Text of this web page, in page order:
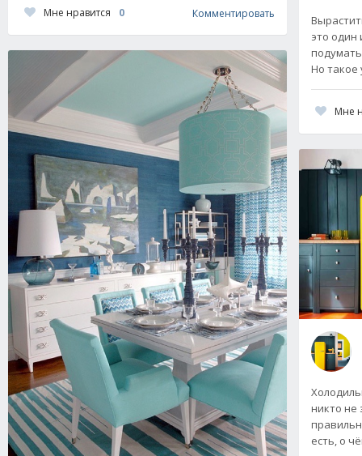
Мне нравится 0 Комментировать
это один
Но такое
Мне
никто не
есть, о